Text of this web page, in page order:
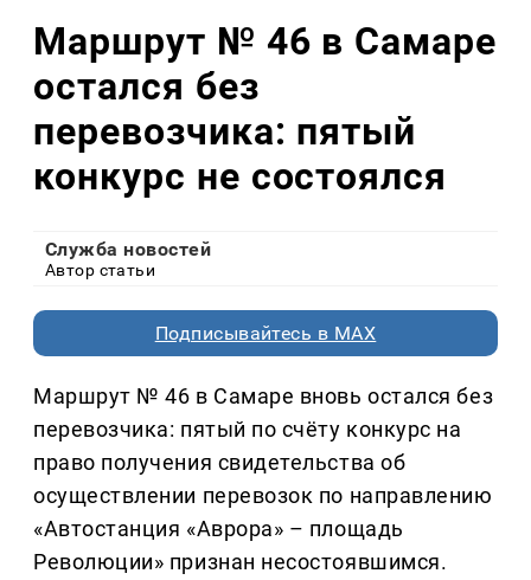
Маршрут № 46 в Самаре
остался без
перевозчика: пятый
конкурс не состоялся
Служба новостей
Автор статьи
Подписывайтесь в MAX
Маршрут № 46 в Самаре вновь остался без
перевозчика: пятый по счёту конкурс на
право получения свидетельства об
осуществлении перевозок по направлению
«Автостанция «Аврора» – площадь
Революции» признан несостоявшимся.